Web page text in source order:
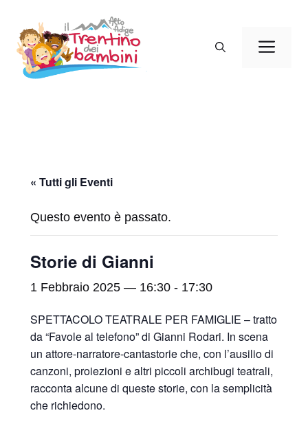
contenuto
« Tutti gli Eventi
Questo evento è passato.
Storie di Gianni
1 Febbraio 2025 — 16:30 - 17:30
SPETTACOLO TEATRALE PER FAMIGLIE – tratto
da “Favole al telefono” di Gianni Rodari. In scena
un attore-narratore-cantastorie che, con l’ausilio di
canzoni, proiezioni e altri piccoli archibugi teatrali,
racconta alcune di queste storie, con la semplicità
che richiedono.